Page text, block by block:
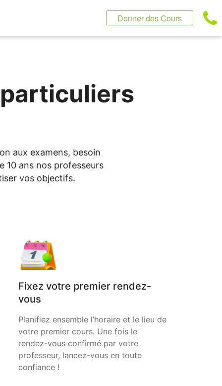
Donner des Cours
aux examens, besoin
10 ans nos professeurs
vos objectifs.
Fixez votre premier rendez-
vous
Planifiez ensemble l’horaire et le lieu de
votre premier cours. Une fois le
rendez-vous confirmé par votre
professeur, lancez-vous en toute
confiance !